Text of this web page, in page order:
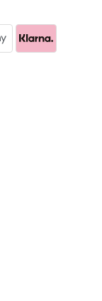
mich
des Akkus mit
Sonne schon lange
weiterhin